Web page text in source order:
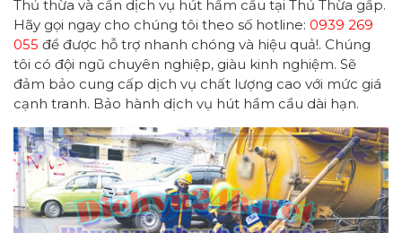
Thủ thừa và cần dịch vụ hút hầm cầu tại Thủ Thừa gấp.
Hãy gọi ngay cho chúng tôi theo số hotline: 0939 269
055 để được hỗ trợ nhanh chóng và hiệu quả!. Chúng
tôi có đội ngũ chuyên nghiệp, giàu kinh nghiệm. Sẽ
đảm bảo cung cấp dịch vụ chất lượng cao với mức giá
cạnh tranh. Bảo hành dịch vụ hút hầm cầu dài hạn.